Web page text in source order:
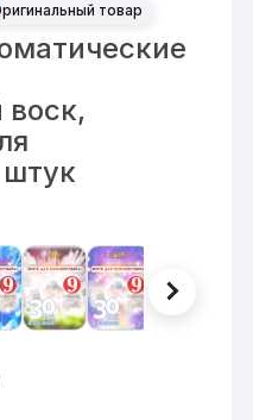
товар
воск,